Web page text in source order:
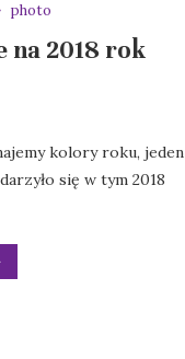
photo
na 2018 rok
kolory roku, jeden
się w tym 2018